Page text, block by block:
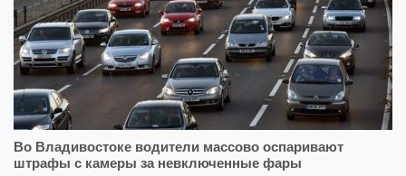
Во Владивостоке водители массово оспаривают
штрафы с камеры за невключенные фары